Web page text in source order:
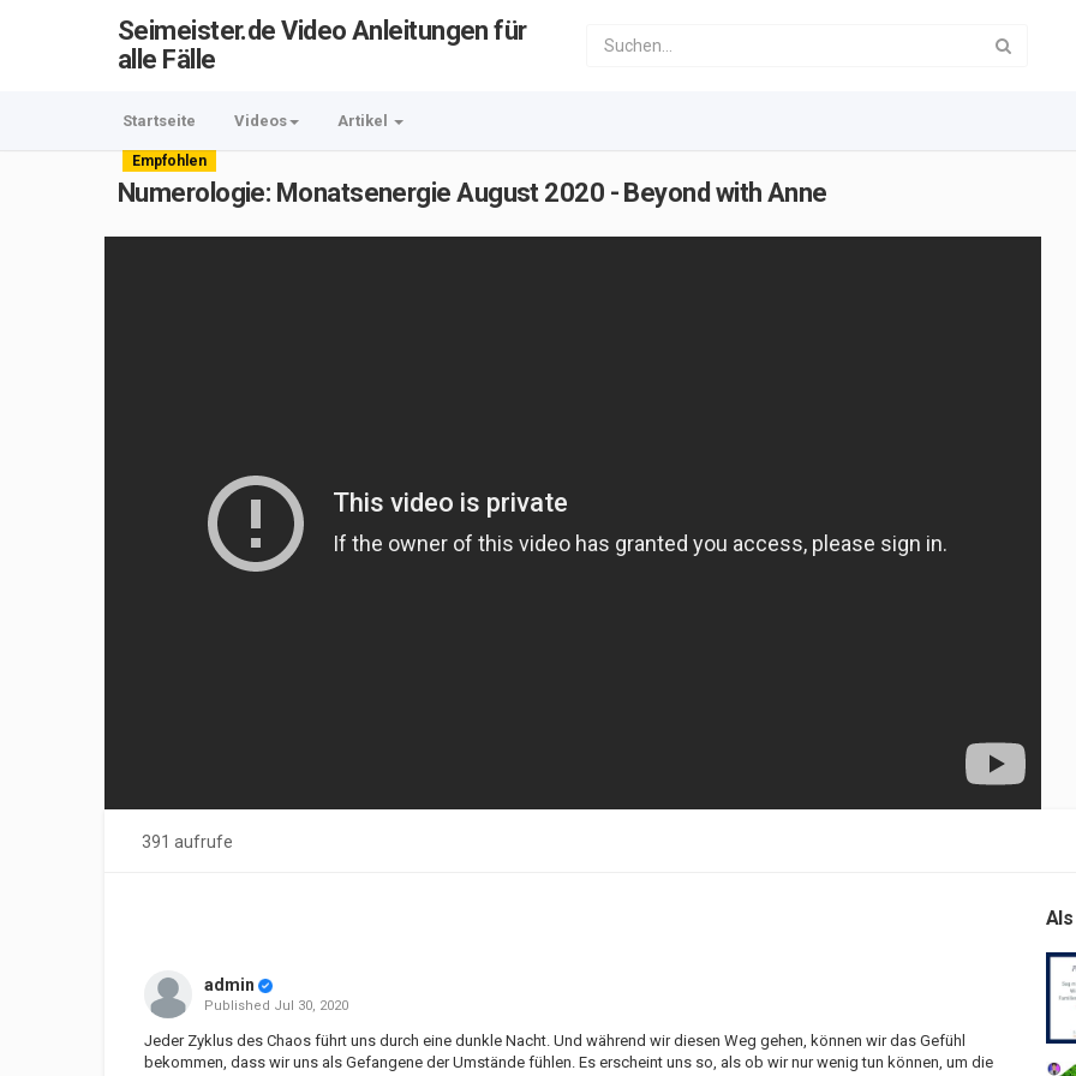
Seimeister.de Video Anleitungen für
alle Fälle
Startseite Videos Artikel
Empfohlen
Numerologie: Monatsenergie August 2020 - Beyond with Anne
391 aufrufe
admin
Published Jul 30, 2020
Jeder Zyklus des Chaos führt uns durch eine dunkle Nacht. Und während wir diesen Weg gehen, können wir das Gefühl
bekommen, dass wir uns als Gefangene der Umstände fühlen. Es erscheint uns so, als ob wir nur wenig tun können, um die